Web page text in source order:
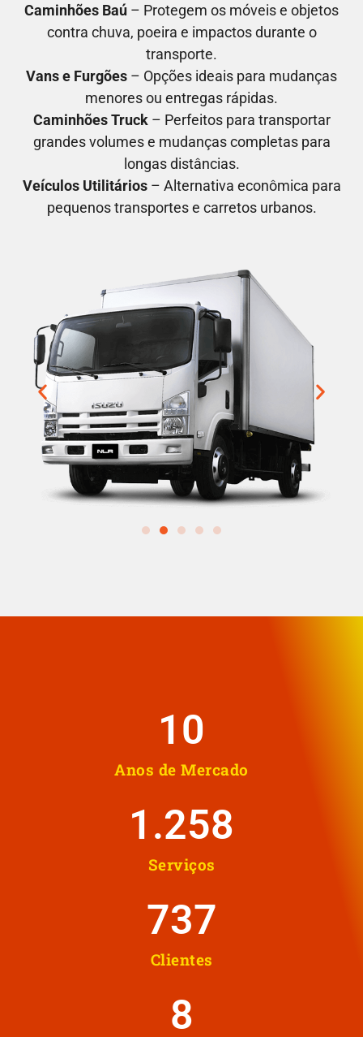
Caminhões Baú – Protegem os móveis e objetos
contra chuva, poeira e impactos durante o
transporte.
Vans e Furgões – Opções ideais para mudanças
menores ou entregas rápidas.
Caminhões Truck– Perfeitos para transportar
grandes volumes e mudanças completas para
longas distâncias.
Veículos Utilitários– Alternativa econômica para
pequenos transportes e carretos urbanos.
Anos de Mercado
10
Serviços
1.258
Clientes
737
8